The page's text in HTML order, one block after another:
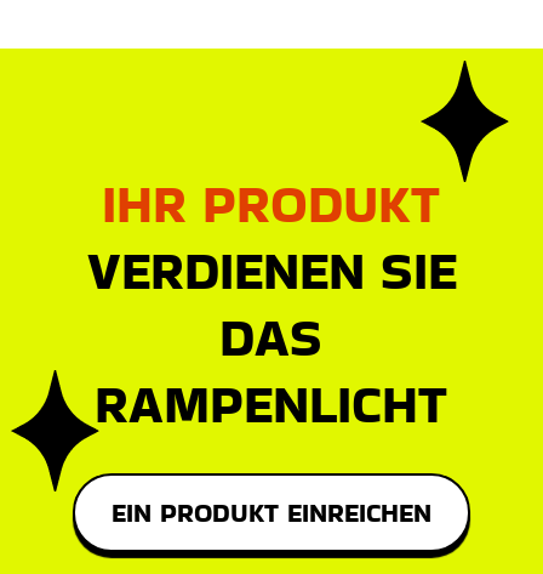
IHR PRODUKT
VERDIENEN SIE
DAS
RAMPENLICHT
EIN PRODUKT EINREICHEN